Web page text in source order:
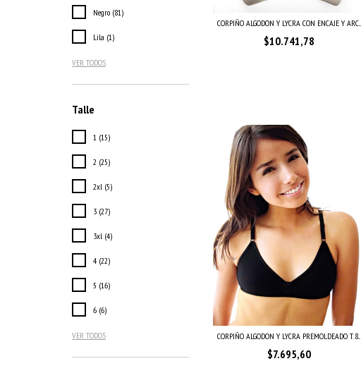
Negro (81)
Lila (1)
VER TODOS
Talle
1 (15)
2 (25)
2xl (5)
3 (27)
3xl (4)
4 (22)
5 (16)
6 (6)
VER TODOS
CORPIÑO ALGODON Y LYCRA CON ENCAJE Y ARC...
$10.741,78
CORPIÑO ALGODON Y LYCRA PREMOLDEADO T. 8...
$7.695,60